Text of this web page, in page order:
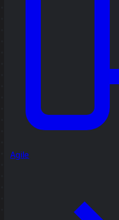
Agile